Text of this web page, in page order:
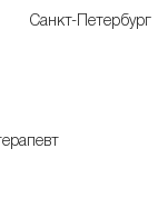
Санкт-Петербург